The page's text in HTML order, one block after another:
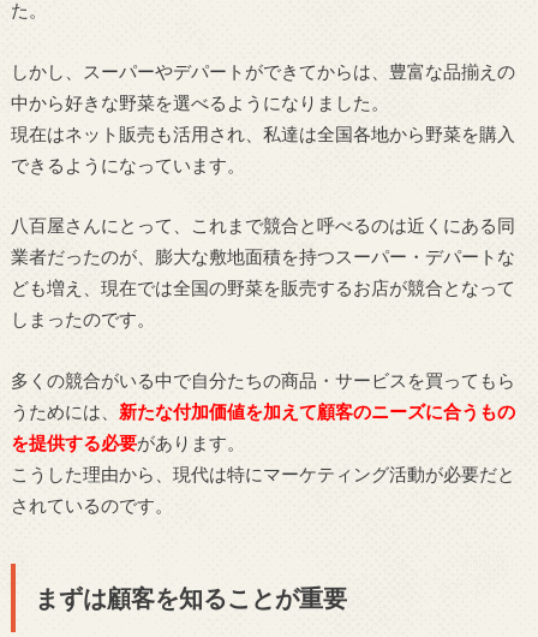
た。
しかし、スーパーやデパートができてからは、豊富な品揃えの
中から好きな野菜を選べるようになりました。
現在はネット販売も活用され、私達は全国各地から野菜を購入
できるようになっています。
八百屋さんにとって、これまで競合と呼べるのは近くにある同
業者だったのが、膨大な敷地面積を持つスーパー・デパートな
ども増え、現在では全国の野菜を販売するお店が競合となって
しまったのです。
多くの競合がいる中で自分たちの商品・サービスを買ってもら
うためには、 新たな付加価値を加えて顧客のニーズに合うもの
を提供する必要があります。
こうした理由から、現代は特にマーケティング活動が必要だと
されているのです。
まずは顧客を知ることが重要